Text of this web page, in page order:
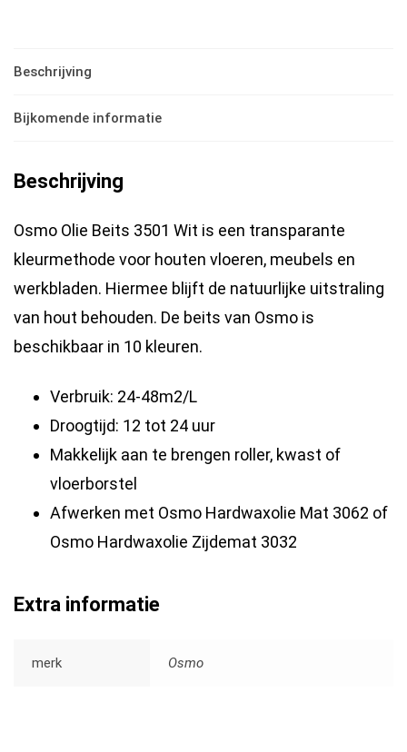
Liter
binnen
|
Wash
effect
hoeveelheid
Beschrijving
Bijkomende informatie
Beschrijving
Osmo Olie Beits 3501 Wit is een transparante
kleurmethode voor houten vloeren, meubels en
werkbladen. Hiermee blijft de natuurlijke uitstraling
van hout behouden. De beits van Osmo is
beschikbaar in 10 kleuren.
Verbruik: 24-48m2/L
Droogtijd: 12 tot 24 uur
Makkelijk aan te brengen roller, kwast of
vloerborstel
Afwerken met Osmo Hardwaxolie Mat 3062 of
Osmo Hardwaxolie Zijdemat 3032
Extra informatie
merk Osmo